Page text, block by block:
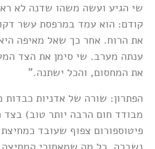
שי הגיע ועשה משהו שדנה לא
קודם: הוא עמד במרפסת עשר
את הרוח. אחר כך שאל מאיפה
ענתה מערב. שי סימן את הצד
את המחסום, והכל ישתנה."
הפתרון: שורה של אדניות
מבודד חום הרבה יותר טוב)
פיטוספורום צפוף שעובד